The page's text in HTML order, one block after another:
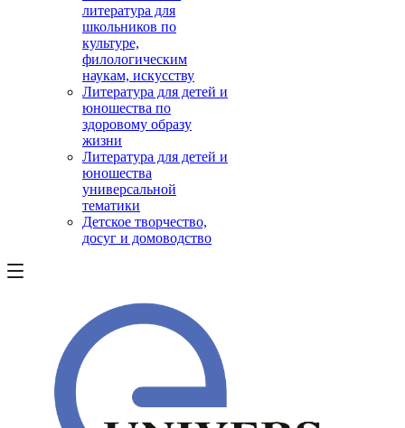
литература для
школьников по
культуре,
филологическим
наукам, искусству
Литература для детей и
юношества по
здоровому образу
жизни
Литература для детей и
юношества
универсальной
тематики
Детское творчество,
досуг и домоводство